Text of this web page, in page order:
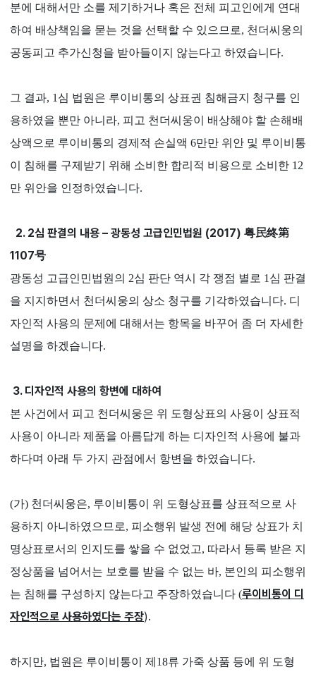
분에 대해서만 소를 제기하거나 혹은 전체 피고인에게 연대
하여 배상책임을 묻는 것을 선택할 수 있으므로, 천더씨웅의
공동피고 추가신청을 받아들이지 않는다고 하였습니다.
그 결과, 1심 법원은 루이비통의 상표권 침해금지 청구를 인
용하였을 뿐만 아니라, 피고 천더씨웅이 배상해야 할 손해배
상액으로 루이비통의 경제적 손실액 6만만 위안 및 루이비통
이 침해를 구제받기 위해 소비한 합리적 비용으로 소비한 12
만 위안을 인정하였습니다.
2. 2심 판결의 내용 – 광동성 고급인민법원 (2017) 粤民终第
1107号
광동성 고급인민법원의 2심 판단 역시 각 쟁점 별로 1심 판결
을 지지하면서 천더씨웅의 상소 청구를 기각하였습니다. 디
자인적 사용의 문제에 대해서는 항목을 바꾸어 좀 더 자세한
설명을 하겠습니다.
3. 디자인적 사용의 항변에 대하여
본 사건에서 피고 천더씨웅은 위 도형상표의 사용이 상표적
사용이 아니라 제품을 아름답게 하는 디자인적 사용에 불과
하다며 아래 두 가지 관점에서 항변을 하였습니다.
(가) 천더씨웅은, 루이비통이 위 도형상표를 상표적으로 사
용하지 아니하였으므로, 피소행위 발생 전에 해당 상표가 치
명상표로서의 인지도를 쌓을 수 없었고, 따라서 등록 받은 지
정상품을 넘어서는 보호를 받을 수 없는 바, 본인의 피소행위
는 침해를 구성하지 않는다고 주장하였습니다 (루이비통이 디
자인적으로 사용하였다는 주장).
하지만, 법원은 루이비통이 제18류 가죽 상품 등에 위 도형